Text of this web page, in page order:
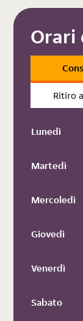
Orari
Ritiro
Lunedì
Martedì
Mercoledì
Giovedì
Venerdì
Sabato